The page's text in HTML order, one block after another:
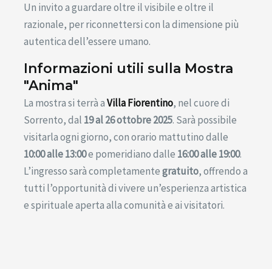
Un invito a guardare oltre il visibile e oltre il
razionale, per riconnettersi con la dimensione più
autentica dell’essere umano.
Informazioni utili sulla Mostra
"Anima"
La mostra si terrà aVilla Fiorentino, nel cuore di
Sorrento, dal 19 al 26 ottobre 2025. Sarà possibile
visitarla ogni giorno, con orario mattutino dalle
10:00 alle 13:00e pomeridiano dalle 16:00 alle 19:00.
L’ingresso sarà completamentegratuito, offrendo a
tutti l’opportunità di vivere un’esperienza artistica
e spirituale aperta alla comunità e ai visitatori.